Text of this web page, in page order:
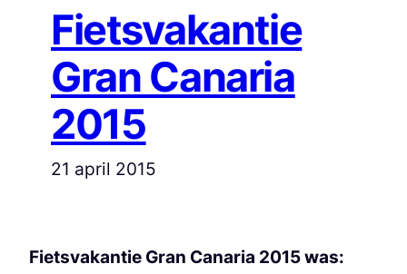
Fietsvakantie
Gran Canaria
2015
21 april 2015
Fietsvakantie Gran Canaria 2015 was: